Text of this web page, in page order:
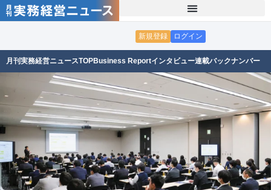
新規登録 ログイン
月刊実務経営ニュースTOPBusiness Reportインタビュー連載バックナンバー